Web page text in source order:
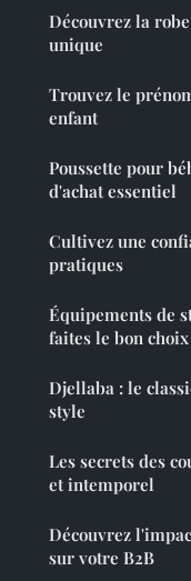
Découvrez la
unique
Trouvez le
enfant
Poussette pour
d'achat essentiel
Cultivez une
pratiques
Équipements de
faites le bon choix
Djellaba : le
style
Les secrets des
et intemporel
Découvrez
sur votre B2B